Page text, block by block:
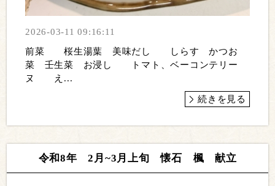
2026-03-11 09:16:11
前菜 桜生湯葉 美味だし しらす かつお
菜 壬生菜 お浸し トマト、ベーコンテリー
ヌ え...
続きを見る
令和8年 2月~3月上旬 懐石 楓 献立